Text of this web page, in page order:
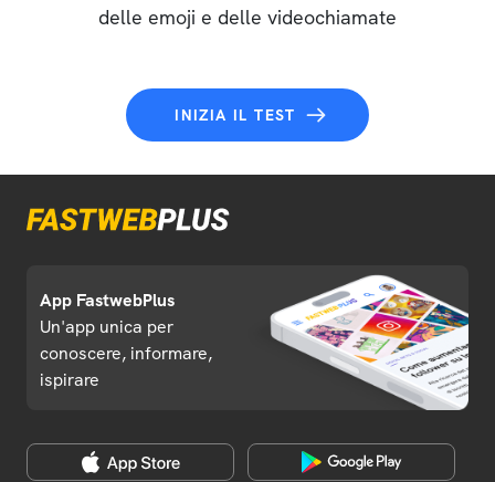
delle emoji e delle videochiamate
INIZIA IL TEST
App FastwebPlus
Un'app unica per
conoscere, informare,
ispirare